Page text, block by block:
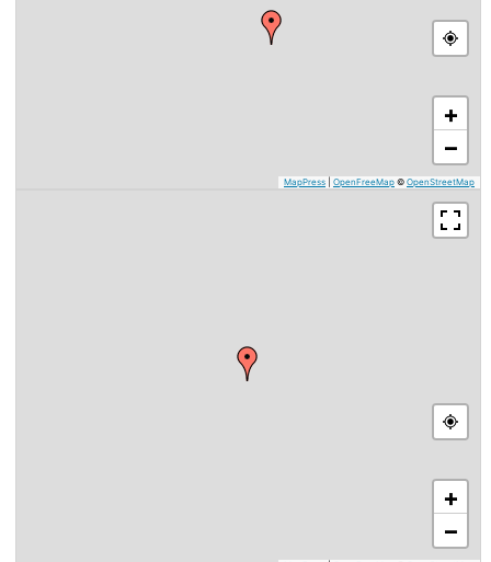
+
−
MapPress OpenFreeMap © OpenStreetMap
+
−